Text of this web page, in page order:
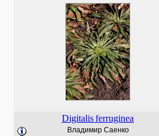
Digitalisferruginea
Владимир Саенко